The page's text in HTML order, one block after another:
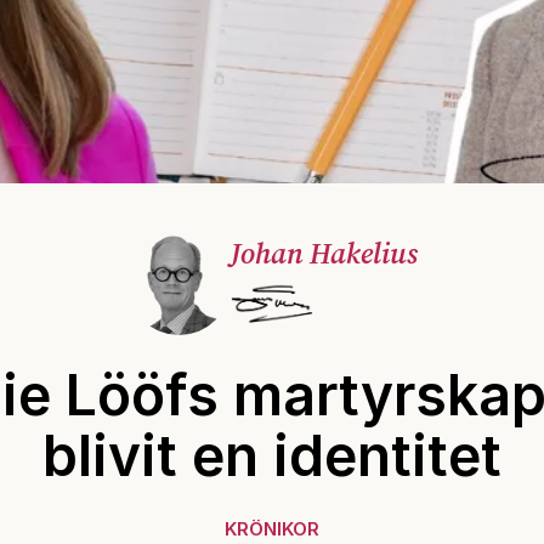
Johan Hakelius
Lööfs
blivit en identitet
KRÖNIKOR